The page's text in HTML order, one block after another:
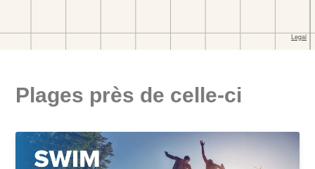
Plages près de celle-ci